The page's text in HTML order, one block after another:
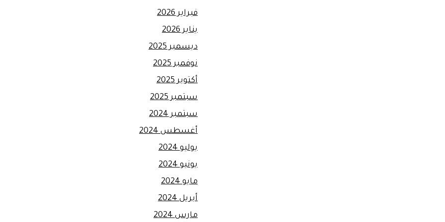
فبراير 2026
يناير 2026
ديسمبر 2025
نوفمبر 2025
أكتوبر 2025
سبتمبر 2025
سبتمبر 2024
أغسطس 2024
يوليو 2024
يونيو 2024
مايو 2024
أبريل 2024
مارس 2024